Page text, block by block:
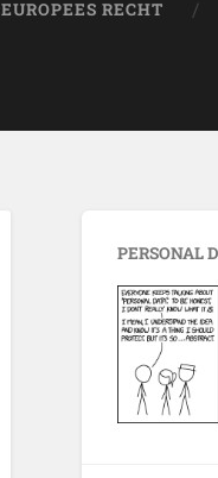
EUROPEES RECHT
PERSONAL